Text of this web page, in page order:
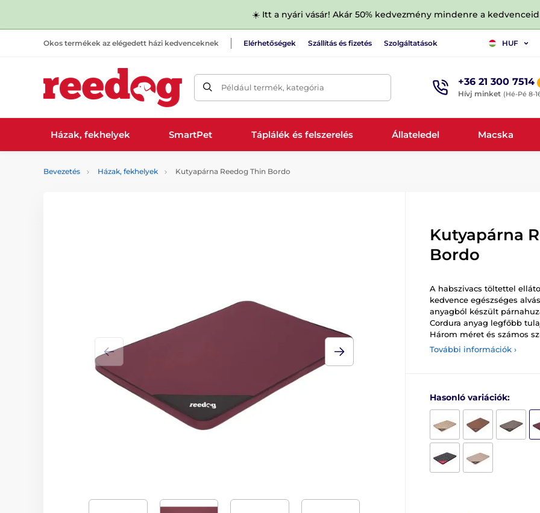
☀️ Itt a nyári vásár! Akár 50% kedvezmény mindenre a
Okos termékek az elégedett házi kedvenceknek Elérhetőségek Szállítás és fizetés Szolgáltatások HUF
Például termék, kategória +36 21 300 7514
Hívj minket (Hé-Pé 8-
Házak, fekhelyek SmartPet Táplálék és felszerelés Állateledel Macska
Bevezetés Házak, fekhelyek Kutyapárna Reedog Thin Bordo
Kutyapárna
Bordo
A habszivacs töltettel
kedvence egészséges
anyagból készült
Cordura anyag legfőbb
Három méret és számos
További információk ›
Hasonló variációk: